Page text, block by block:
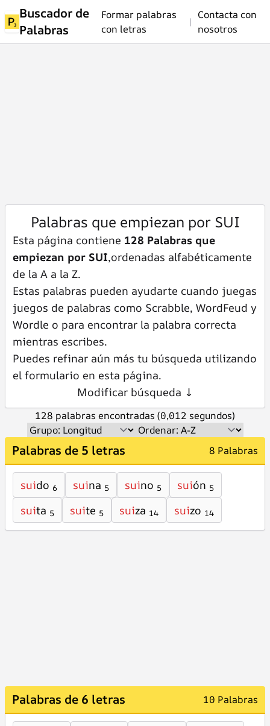
Buscador de
Palabras
Formar palabras
con letras
|
Contacta con
nosotros
Palabras que empiezan por SUI
Esta página contiene 128 Palabras que
empiezan por SUI,ordenadas alfabéticamente
de la A a la Z.
Estas palabras pueden ayudarte cuando juegas
juegos de palabras como Scrabble, WordFeud y
Wordle o para encontrar la palabra correcta
mientras escribes.
Puedes refinar aún más tu búsqueda utilizando
el formulario en esta página.
Modificar búsqueda ↓
128 palabras encontradas (0,012 segundos)
Palabras de 5 letras 8 Palabras
suido 6 suina 5 suino 5 suión 5
suita 5 suite 5 suiza 14 suizo 14
Palabras de 6 letras 10 Palabras